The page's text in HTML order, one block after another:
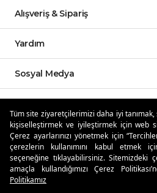
Tüm site ziyaretçilerimizi daha iyi tanımak,
kişiselleştirmek ve iyileştirmek için web
Çerez ayarlarınızı yönetmek için
çerezlerin kullanımını kabul etmek
seçeneğine tıklayabilirsiniz.
amaçla kullandığımızı Çerez
Politikamız
Alışveriş & Sipariş
Yardım
Sosyal Medya
Özdilekteyim'de Taksit Avantajları
Güvenli Alışveriş